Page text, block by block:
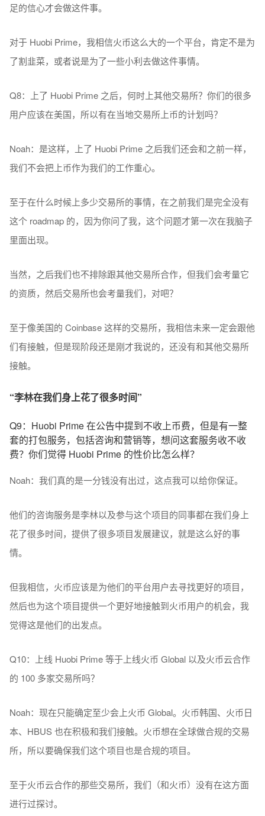
足的信心才会做这件事。
对于 Huobi Prime，我相信火币这么大的一个平台，肯定不是为
了割韭菜，或者说是为了一些小利去做这件事情。
Q8：上了 Huobi Prime 之后，何时上其他交易所？你们的很多
用户应该在美国，所以有在当地交易所上币的计划吗？
Noah：是这样，上了 Huobi Prime 之后我们还会和之前一样，
我们不会把上币作为我们的工作重心。
至于在什么时候上多少交易所的事情，在之前我们是完全没有
这个 roadmap 的，因为你问了我，这个问题才第一次在我脑子
里面出现。
当然，之后我们也不排除跟其他交易所合作，但我们会考量它
的资质，然后交易所也会考量我们，对吧？
至于像美国的 Coinbase 这样的交易所，我相信未来一定会跟他
们有接触，但是现阶段还是刚才我说的，还没有和其他交易所
接触。
“李林在我们身上花了很多时间”
Q9：Huobi Prime 在公告中提到不收上币费，但是有一整
套的打包服务，包括咨询和营销等，想问这套服务收不收
费？你们觉得 Huobi Prime 的性价比怎么样？
Noah：我们真的是一分钱没有出过，这点我可以给你保证。
他们的咨询服务是李林以及参与这个项目的同事都在我们身上
花了很多时间，提供了很多项目发展建议，就是这么好的事
情。
但我相信，火币应该是为他们的平台用户去寻找更好的项目，
然后也为这个项目提供一个更好地接触到火币用户的机会，我
觉得这是他们的出发点。
Q10：上线 Huobi Prime 等于上线火币 Global 以及火币云合作
的 100 多家交易所吗？
Noah：现在只能确定至少会上火币 Global。火币韩国、火币日
本、HBUS 也在积极和我们接触。火币想在全球做合规的交易
所，所以要确保我们这个项目也是合规的项目。
至于火币云合作的那些交易所，我们（和火币）没有在这方面
进行过探讨。